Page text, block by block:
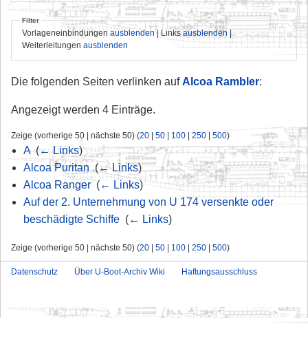
Filter
Vorlageneinbindungen ausblenden| Linksausblenden|
Weiterleitungen ausblenden
Die folgenden Seiten verlinken aufAlcoa Rambler:
Angezeigt werden 4 Einträge.
Zeige (vorherige 50 | nächste 50) (20 | 50 | 100 | 250 | 500)
A‎ (← Links)
Alcoa Puritan ‎(← Links)
Alcoa Ranger‎ (← Links)
Auf der 2. Unternehmung von U 174 versenkte oder
beschädigte Schiffe‎ (← Links)
Zeige (vorherige 50 | nächste 50) (20 | 50 | 100 | 250 | 500)
Datenschutz Über U-Boot-Archiv Wiki Haftungsausschluss